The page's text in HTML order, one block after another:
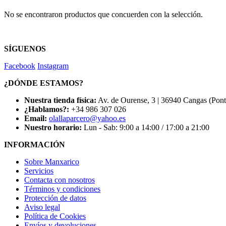
No se encontraron productos que concuerden con la selección.
SÍGUENOS
Facebook Instagram
¿DÓNDE ESTAMOS?
Nuestra tienda física: Av. de Ourense, 3 | 36940 Cangas
¿Hablamos?: +34 986 307 026
Email: olallaparcero@yahoo.es
Nuestro horario: Lun - Sab: 9:00 a 14:00 / 17:00 a 21:00
INFORMACIÓN
Sobre Manxarico
Servicios
Contacta con nosotros
Términos y condiciones
Protección de datos
Aviso legal
Política de Cookies